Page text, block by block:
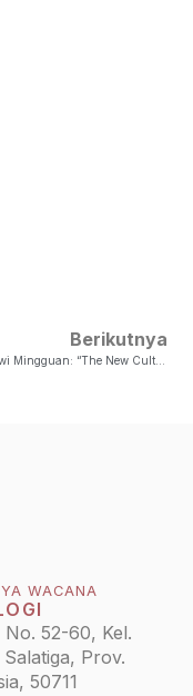
Berikutnya
Diskusi Dwi Mingguan: “The New Culture: Ritualitas Di Era Tatanan Baru”
WACANA
52-60, Kel.
Prov.
50711